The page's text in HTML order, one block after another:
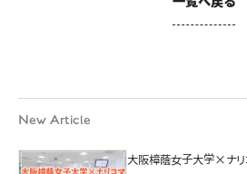
New Article
大阪樟蔭女子大学×ナリ